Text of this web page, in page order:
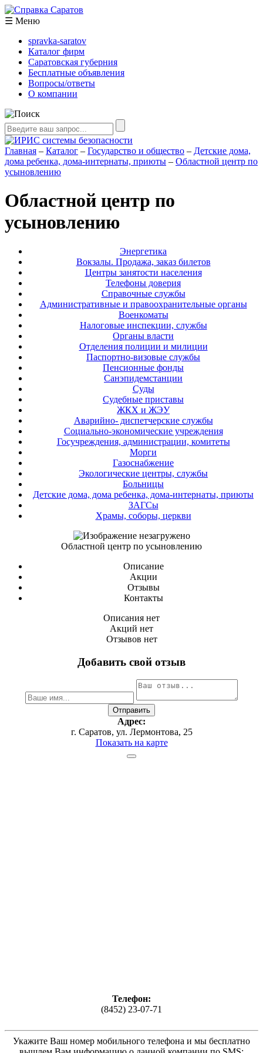
☰ Меню
spravka-saratov
Каталог фирм
Саратовская губерния
Бесплатные объявления
Вопросы/ответы
О компании
Главная – Каталог – Государство и общество – Детские дома,
дома ребенка, дома-интернаты, приюты – Областной центр по
усыновлению
Областной центр по
усыновлению
Энергетика
Вокзалы. Продажа, заказ билетов
Центры занятости населения
Телефоны доверия
Справочные службы
Административные и правоохранительные органы
Военкоматы
Налоговые инспекции, службы
Органы власти
Отделения полиции и милиции
Паспортно-визовые службы
Пенсионные фонды
Санэпидемстанции
Суды
Судебные приставы
ЖКХ и ЖЭУ
Аварийно- диспетчерские службы
Социально-экономические учреждения
Госучреждения, администрации, комитеты
Морги
Газоснабжение
Экологические центры, службы
Больницы
Детские дома, дома ребенка, дома-интернаты, приюты
ЗАГСы
Храмы, соборы, церкви
Областной центр по усыновлению
Описание
Акции
Отзывы
Контакты
Описания нет
Акций нет
Отзывов нет
Добавить свой отзыв
Адрес:
г. Саратов, ул. Лермонтова, 25
Показать на карте
Телефон:
(8452) 23-07-71
Укажите Ваш номер мобильного телефона и мы бесплатно